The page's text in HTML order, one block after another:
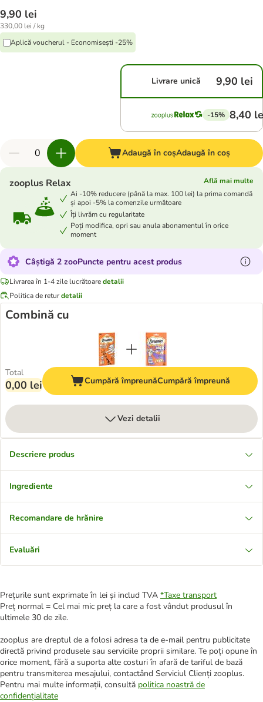
9,90 lei
330,00 lei / kg
Aplică voucherul - Economisești -25%
Livrare unică 9,90 lei
-15% 8,40
Adaugă în coșAdaugă în coș
zooplus Relax
Află mai multe
Ai -10% reducere (până la max. 100 lei) la prima comandă
și apoi -5% la comenzile următoare
Îți livrăm cu regularitate
Poți modifica, opri sau anula abonamentul în orice
moment
Câștigă 2 zooPuncte pentru acest produs
Livrarea în 1-4 zile lucrătoaredetalii
Politica de returdetalii
Combină cu
Total
0,00 lei Cumpără împreunăCumpără împreună
Vezi detalii
Descriere produs
Ingrediente
Recomandare de hrănire
Evaluări
Prețurile sunt exprimate în lei și includ TVA *Taxe transport
Preț normal = Cel mai mic preț la care a fost vândut produsul în
ultimele 30 de zile.
zooplus are dreptul de a folosi adresa ta de e-mail pentru publicitate
directă privind produsele sau serviciile proprii similare. Te poți opune în
orice moment, fără a suporta alte costuri în afară de tariful de bază
pentru transmiterea mesajului, contactând Serviciul Clienți zooplus.
Pentru mai multe informații, consultă politica noastră de
confidențialitate